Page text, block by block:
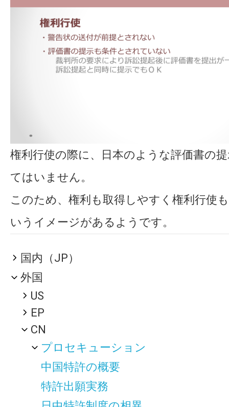
権利行使の際に、日本のような評価書の
てはいません。
このため、権利も取得しやすく権利行使
いうイメージがあるようです。
国内（JP）
外国
US
EP
CN
プロセキューション
中国特許の概要
特許出願実務